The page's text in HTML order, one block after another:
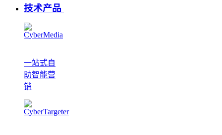
技术产品
一站式自
助智能营
销